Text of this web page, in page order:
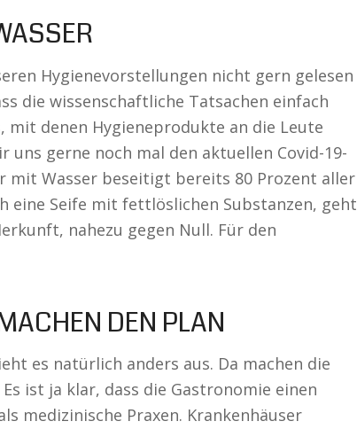
Hygienevorstellungen nicht gern gelesen
die wissenschaftliche Tatsachen einfach
mit denen Hygieneprodukte an die Leute
uns gerne noch mal den aktuellen Covid-19-
mit Wasser beseitigt bereits 80 Prozent aller
eine Seife mit fettlöslichen Substanzen, geht
nahezu gegen Null. Für den
DEN PLAN
es natürlich anders aus. Da machen die
ist ja klar, dass die Gastronomie einen
medizinische Praxen. Krankenhäuser